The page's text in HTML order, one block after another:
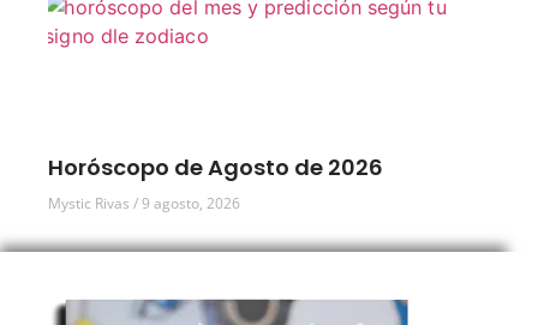
Horóscopo de Agosto de 2026
Mystic Rivas 9 agosto, 2026